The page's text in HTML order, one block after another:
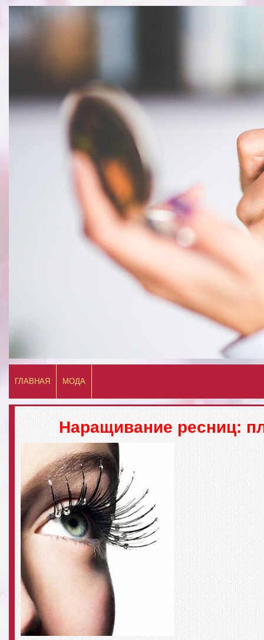
ГЛАВНАЯ МОДА
Наращивание ресниц: